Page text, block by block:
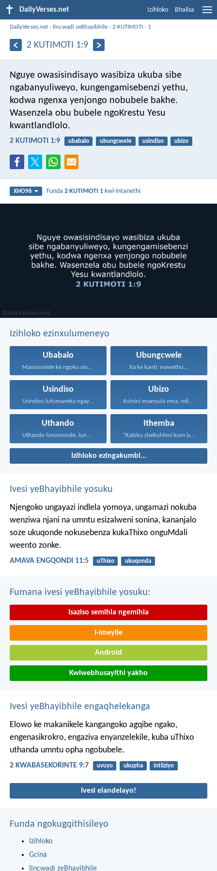
DailyVerses.net Izihloko Bhalisa
DailyVerses.net › Iincwadi zeBhayibhile ›2 KUTIMOTI › 1
2 KUTIMOTI 1:9
Nguye owasisindisayo wasibiza ukuba sibe
ngabanyuliweyo, kungengamisebenzi yethu,
kodwa ngenxa yenjongo nobubele bakhe.
Wasenzela obu bubele ngoKrestu Yesu
kwantlandlolo.
2 KUTIMOTI 1:9 ubabalo ubungcwele usindiso ubizo
XHO96 Funda2 KUTIMOTI 1 kwi-intanethi
Izihloko ezinxulumeneyo
Ubabalo
Masisondele ke ngoko singenadyudyu...
Ubungcwele
Xa ke kanti, mawethu...
Usindiso
Usindiso lufumaneka ngaye kuphela...
Ubizo
Asinini enanyula mna, ndim...
Uthando
Uthando lunomonde, lunobubele. Uthando...
Ithemba
“Kaloku zisekuhleni kum izicwangciso...
Izihloko ezingakumbi...
Ivesi yeBhayibhile yosuku
Njengoko ungayazi indlela yomoya, ungamazi nokuba
wenziwa njani na umntu esizalweni sonina, kananjalo
soze ukuqonde nokusebenza kukaThixo onguMdali
weento zonke.
AMAVA ENGQONDI 11:5 uThixo ukuqonda
Fumana ivesi yeBhayibhile yosuku:
Isaziso semihla ngemihla
I-imeyile
Android
Kwiwebhusayithi yakho
Ivesi yeBhayibhile engaqhelekanga
Elowo ke makanikele kangangoko agqibe ngako,
engenasikrokro, engaziva enyanzelekile, kuba uThixo
uthanda umntu opha ngobubele.
2 KWABASEKORINTE 9:7 uvuyo ukupha intliziyo
Ivesi elandelayo!
Funda ngokugqithisileyo
Izihloko
Gcina
Iincwadi zeBhayibhile